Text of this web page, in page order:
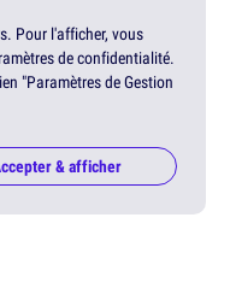
Pour l'afficher, vous
de confidentialité.
"Paramètres de Gestion
& afficher